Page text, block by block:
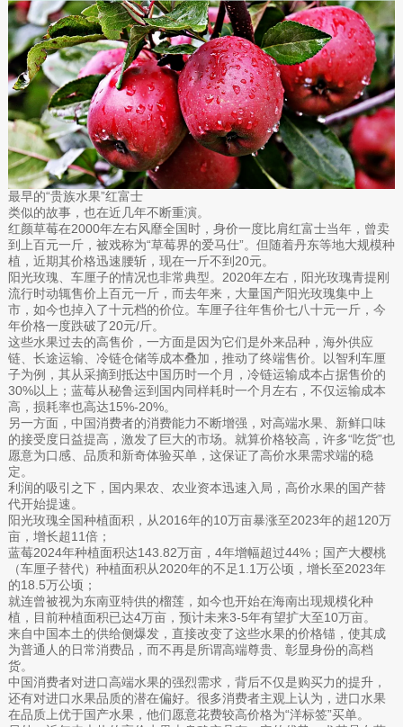
最早的“贵族水果”红富士
类似的故事，也在近几年不断重演。
红颜草莓在2000年左右风靡全国时，身价一度比肩红富士当年，曾卖
到上百元一斤，被戏称为“草莓界的爱马仕”。但随着丹东等地大规模种
植，近期其价格迅速腰斩，现在一斤不到20元。
阳光玫瑰、车厘子的情况也非常典型。2020年左右，阳光玫瑰青提刚
流行时动辄售价上百元一斤，而去年来，大量国产阳光玫瑰集中上
市，如今也掉入了十元档的价位。车厘子往年售价七八十元一斤，今
年价格一度跌破了20元/斤。
这些水果过去的高售价，一方面是因为它们是外来品种，海外供应
链、长途运输、冷链仓储等成本叠加，推动了终端售价。以智利车厘
子为例，其从采摘到抵达中国历时一个月，冷链运输成本占据售价的
30%以上；蓝莓从秘鲁运到国内同样耗时一个月左右，不仅运输成本
高，损耗率也高达15%-20%。
另一方面，中国消费者的消费能力不断增强，对高端水果、新鲜口味
的接受度日益提高，激发了巨大的市场。就算价格较高，许多“吃货”也
愿意为口感、品质和新奇体验买单，这保证了高价水果需求端的稳
定。
利润的吸引之下，国内果农、农业资本迅速入局，高价水果的国产替
代开始提速。
阳光玫瑰全国种植面积，从2016年的10万亩暴涨至2023年的超120万
亩，增长超11倍；
蓝莓2024年种植面积达143.82万亩，4年增幅超过44%；国产大樱桃
（车厘子替代）种植面积从2020年的不足1.1万公顷，增长至2023年
的18.5万公顷；
就连曾被视为东南亚特供的榴莲，如今也开始在海南出现规模化种
植，目前种植面积已达4万亩，预计未来3-5年有望扩大至10万亩。
来自中国本土的供给侧爆发，直接改变了这些水果的价格锚，使其成
为普通人的日常消费品，而不再是所谓高端尊贵、彰显身份的高档
货。
中国消费者对进口高端水果的强烈需求，背后不仅是购买力的提升，
还有对进口水果品质的潜在偏好。很多消费者主观上认为，进口水果
在品质上优于国产水果，他们愿意花费较高价格为“洋标签”买单。